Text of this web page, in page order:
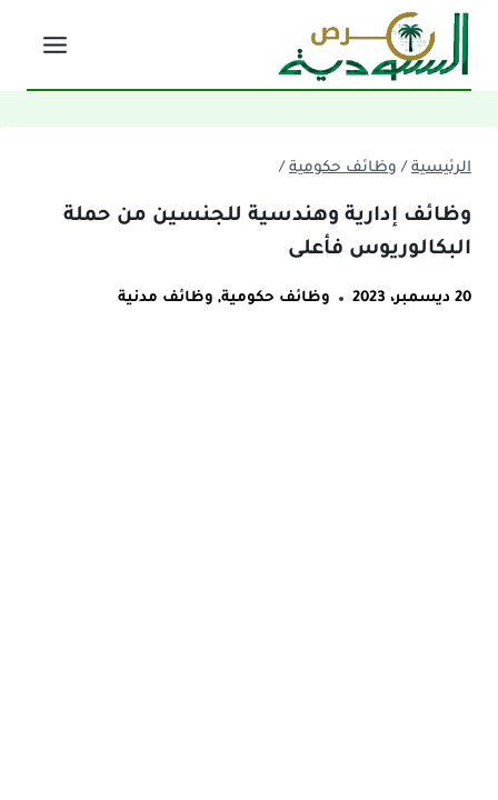
التجاوز
المحتوى
الرئيسية / وظائف حكومية /
وظائف إدارية وهندسية للجنسين من حملة
البكالوريوس فأعلى
20 ديسمبر، 2023 وظائف حكومية, وظائف مدنية